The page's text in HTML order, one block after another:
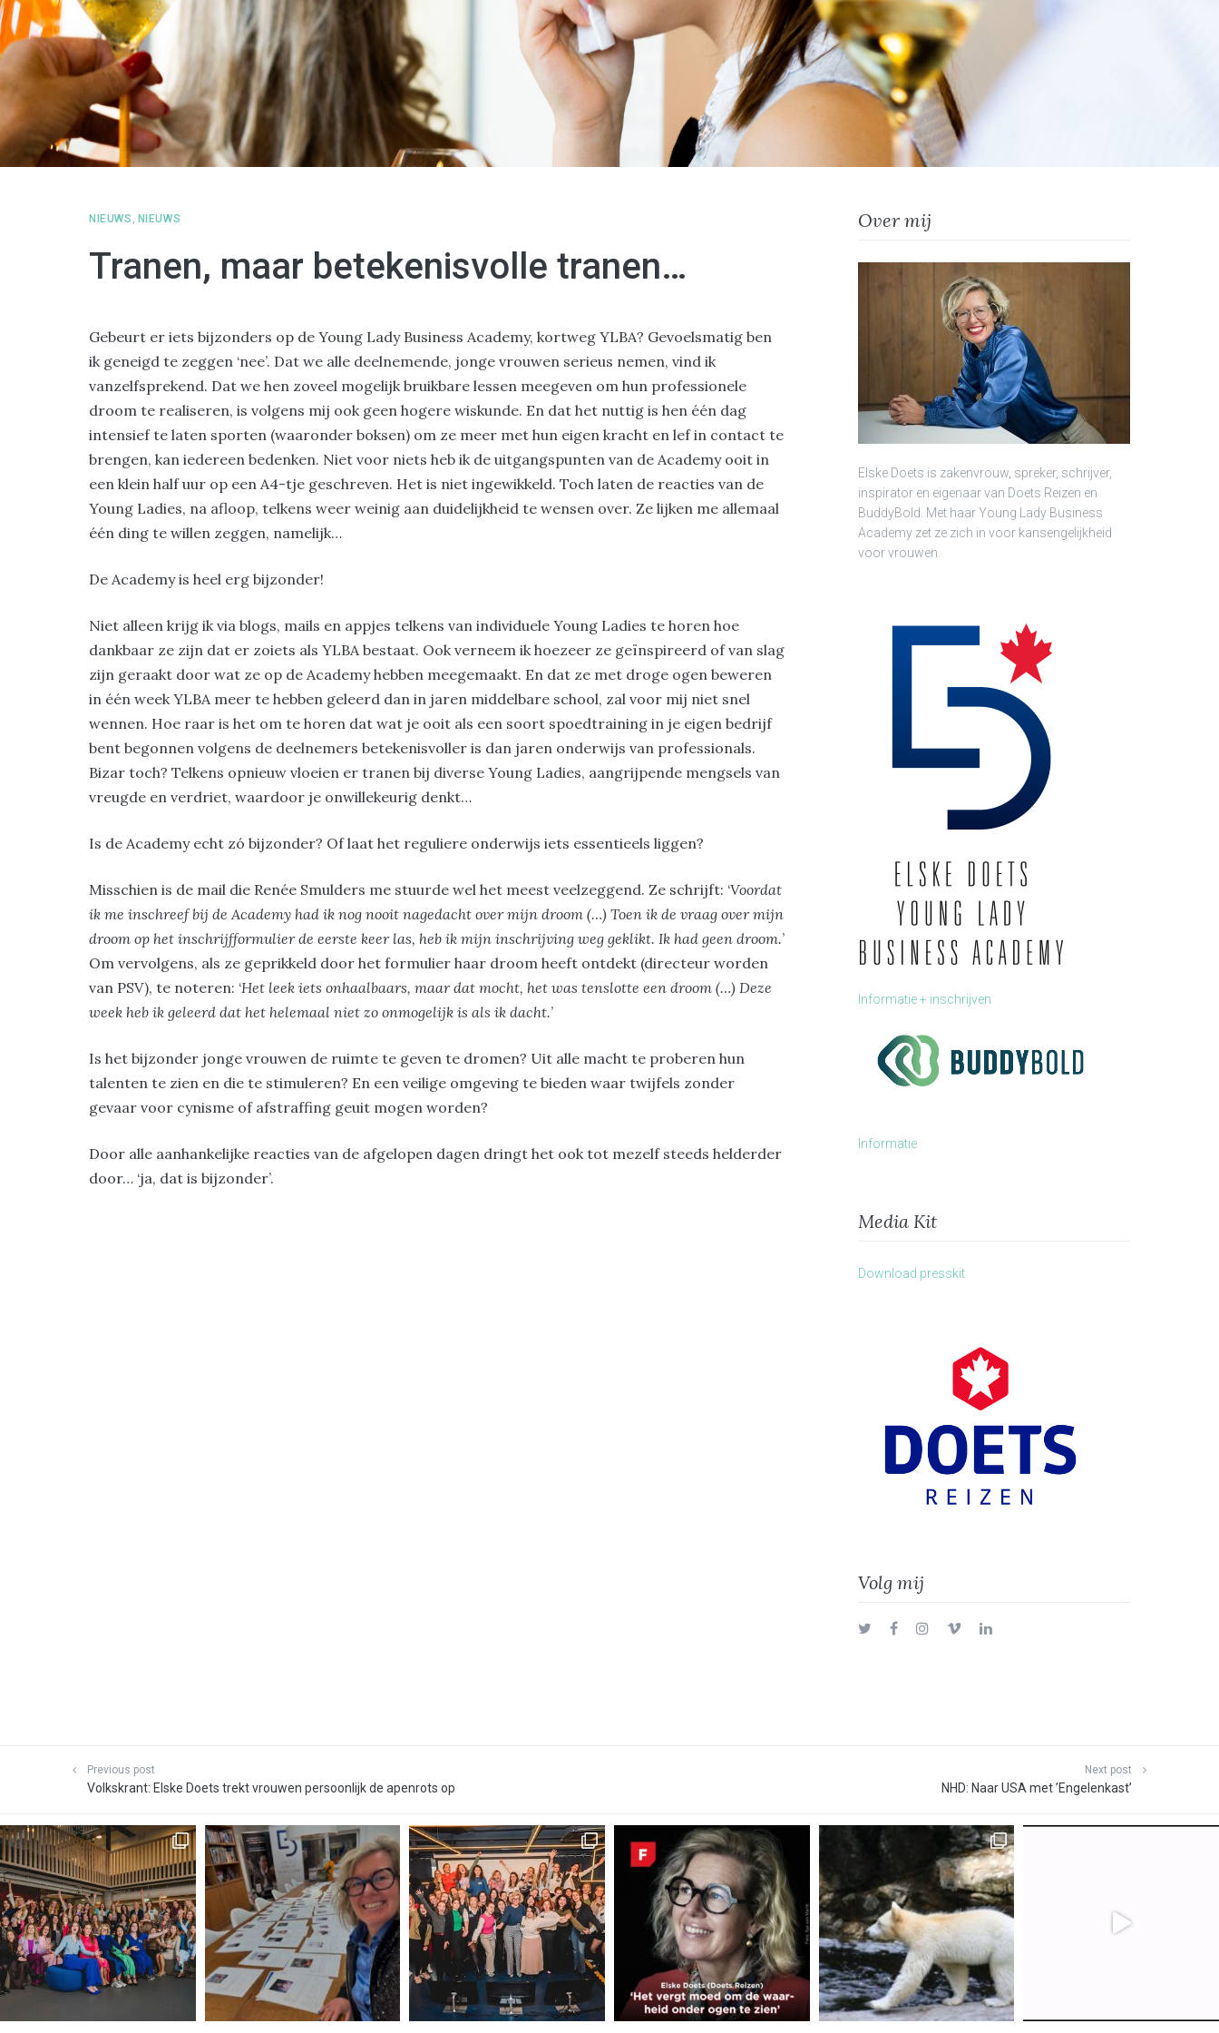
NIEUWS , NIEUWS
Tranen, maar betekenisvolle tranen…
Gebeurt er iets bijzonders op de Young Lady Business Academy, kortweg YLBA? Gevoelsmatig ben
ik geneigd te zeggen ‘nee’. Dat we alle deelnemende, jonge vrouwen serieus nemen, vind ik
vanzelfsprekend. Dat we hen zoveel mogelijk bruikbare lessen meegeven om hun professionele
droom te realiseren, is volgens mij ook geen hogere wiskunde. En dat het nuttig is hen één dag
intensief te laten sporten (waaronder boksen) om ze meer met hun eigen kracht en lef in contact te
brengen, kan iedereen bedenken. Niet voor niets heb ik de uitgangspunten van de Academy ooit in
een klein half uur op een A4-tje geschreven. Het is niet ingewikkeld. Toch laten de reacties van de
Young Ladies, na afloop, telkens weer weinig aan duidelijkheid te wensen over. Ze lijken me allemaal
één ding te willen zeggen, namelijk…
De Academy is heel erg bijzonder!
Niet alleen krijg ik via blogs, mails en appjes telkens van individuele Young Ladies te horen hoe
dankbaar ze zijn dat er zoiets als YLBA bestaat. Ook verneem ik hoezeer ze geïnspireerd of van slag
zijn geraakt door wat ze op de Academy hebben meegemaakt. En dat ze met droge ogen beweren
in één week YLBA meer te hebben geleerd dan in jaren middelbare school, zal voor mij niet snel
wennen. Hoe raar is het om te horen dat wat je ooit als een soort spoedtraining in je eigen bedrijf
bent begonnen volgens de deelnemers betekenisvoller is dan jaren onderwijs van professionals.
Bizar toch? Telkens opnieuw vloeien er tranen bij diverse Young Ladies, aangrijpende mengsels van
vreugde en verdriet, waardoor je onwillekeurig denkt…
Is de Academy echt zó bijzonder? Of laat het reguliere onderwijs iets essentieels liggen?
Misschien is de mail die Renée Smulders me stuurde wel het meest veelzeggend. Ze schrijft: ‘Voordat
ik me inschreef bij de Academy had ik nog nooit nagedacht over mijn droom (…) Toen ik de vraag over mijn
droom op het inschrijfformulier de eerste keer las, heb ik mijn inschrijving weg geklikt. Ik had geen droom.’
Om vervolgens, als ze geprikkeld door het formulier haar droom heeft ontdekt (directeur worden
van PSV), te noteren: ‘Het leek iets onhaalbaars, maar dat mocht, het was tenslotte een droom (…) Deze
week heb ik geleerd dat het helemaal niet zo onmogelijk is als ik dacht.’
Is het bijzonder jonge vrouwen de ruimte te geven te dromen? Uit alle macht te proberen hun
talenten te zien en die te stimuleren? En een veilige omgeving te bieden waar twijfels zonder
gevaar voor cynisme of afstraffing geuit mogen worden?
Door alle aanhankelijke reacties van de afgelopen dagen dringt het ook tot mezelf steeds helderder
door… ‘ja, dat is bijzonder’.
Over mij
Elske Doets is zakenvrouw, spreker, schrijver,
inspirator en eigenaar van Doets Reizen en
BuddyBold. Met haar Young Lady Business
Academy zet ze zich in voor kansengelijkheid
voor vrouwen.
Informatie + inschrijven
Informatie
Media Kit
Download presskit
Volg mij
TwitterFacebookInstagram
VimeoLinkedIn
Previous post
Volkskrant: Elske Doets trekt vrouwen persoonlijk de apenrots op
Next post
NHD: Naar USA met ’Engelenkast’